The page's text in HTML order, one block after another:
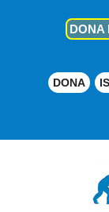
DONA
DONA